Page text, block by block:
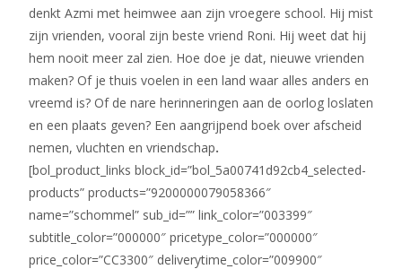
denkt Azmi met heimwee aan zijn vroegere school. Hij mist
zijn vrienden, vooral zijn beste vriend Roni. Hij weet dat hij
hem nooit meer zal zien. Hoe doe je dat, nieuwe vrienden
maken? Of je thuis voelen in een land waar alles anders en
vreemd is? Of de nare herinneringen aan de oorlog loslaten
en een plaats geven? Een aangrijpend boek over afscheid
nemen, vluchten en vriendschap.
[bol_product_links block_id=”bol_5a00741d92cb4_selected-
products” products=”9200000079058366″
name=”schommel” sub_id=”” link_color=”003399″
subtitle_color=”000000″ pricetype_color=”000000″
price_color=”CC3300″ deliverytime_color=”009900″